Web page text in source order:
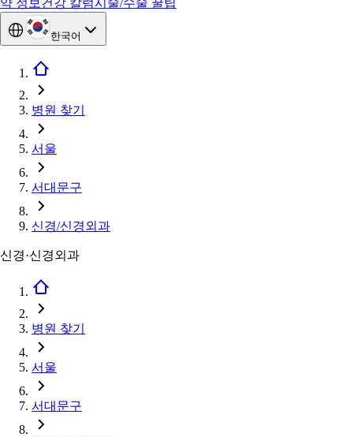
약 정보 건강 칼럼시술/수술 꿀팁
한국어
병원 찾기
서울
서대문구
신경/신경외과
신경·신경외과
병원 찾기
서울
서대문구